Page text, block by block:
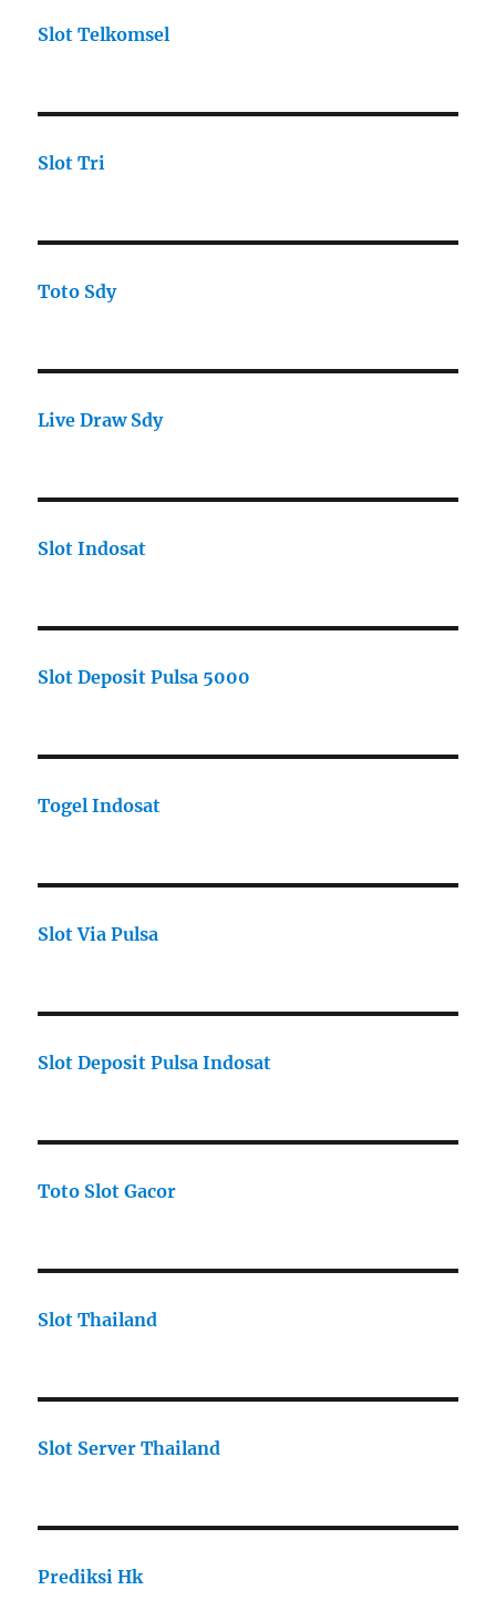
Slot Telkomsel
Slot Tri
Toto Sdy
Live Draw Sdy
Slot Indosat
Slot Deposit Pulsa 5000
Togel Indosat
Slot Via Pulsa
Slot Deposit Pulsa Indosat
Toto Slot Gacor
Slot Thailand
Slot Server Thailand
Prediksi Hk